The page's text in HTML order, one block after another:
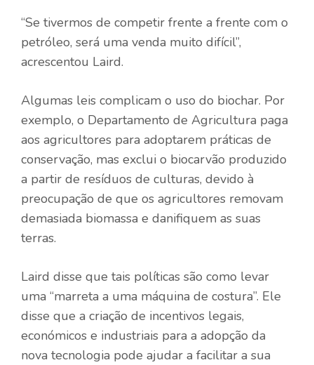
“Se tivermos de competir frente a frente com o
petróleo, será uma venda muito difícil”,
acrescentou Laird.
Algumas leis complicam o uso do biochar. Por
exemplo, o Departamento de Agricultura paga
aos agricultores para adoptarem práticas de
conservação, mas exclui o biocarvão produzido
a partir de resíduos de culturas, devido à
preocupação de que os agricultores removam
demasiada biomassa e danifiquem as suas
terras.
Laird disse que tais políticas são como levar
uma “marreta a uma máquina de costura”. Ele
disse que a criação de incentivos legais,
económicos e industriais para a adopção da
nova tecnologia pode ajudar a facilitar a sua